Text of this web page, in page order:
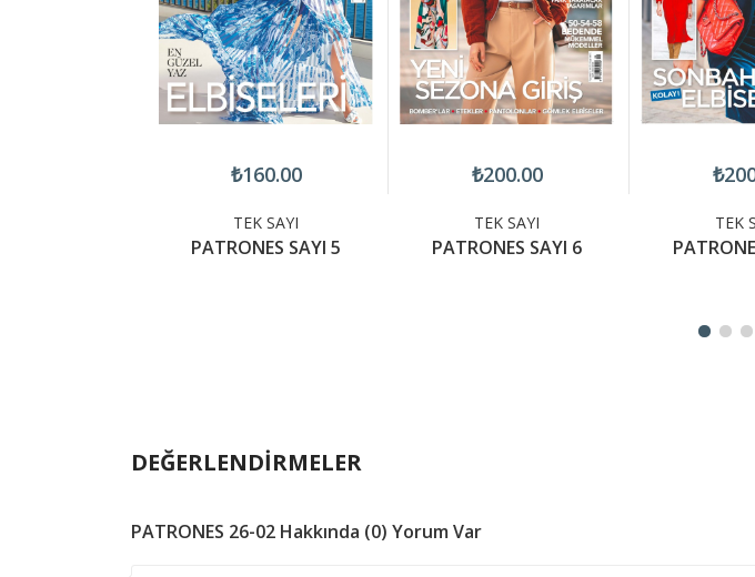
₺160.00
TEK SAYI
PATRONES SAYI 5
₺200.00
TEK SAYI
PATRONES SAYI 6
TEK
DEĞERLENDİRMELER
PATRONES 26-02 Hakkında (0) Yorum Var